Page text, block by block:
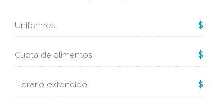
Uniformes $
Cuota de alimentos $
Horario extendido $